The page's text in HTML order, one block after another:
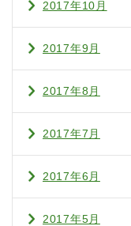
2017年10月
2017年9月
2017年8月
2017年7月
2017年6月
2017年5月